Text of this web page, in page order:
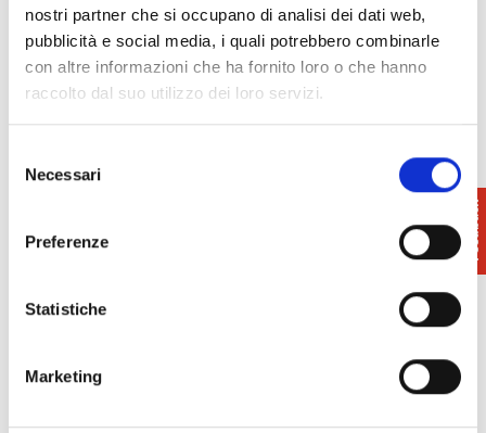
nostri partner che si occupano di analisi dei dati web,
pubblicità e social media, i quali potrebbero combinarle
con altre informazioni che ha fornito loro o che hanno
raccolto dal suo utilizzo dei loro servizi.
delNecessari
Preferenze
Statistiche
Marketing
Daniele Macelloni
tel. 3494010791
Sito web